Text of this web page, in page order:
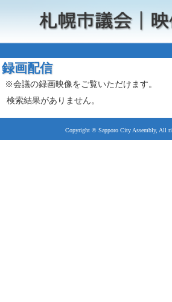
録画配信
※会議の録画映像をご覧いただけます。
検索結果がありません。
Copyright © Sapporo City Assembly, All